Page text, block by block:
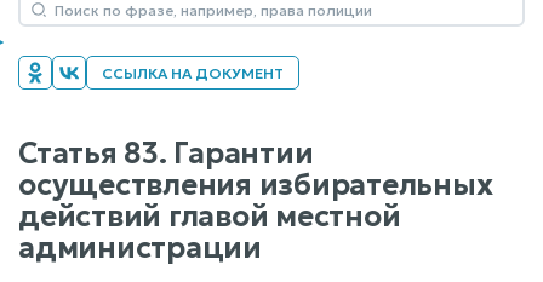
ССЫЛКА НА ДОКУМЕНТ
Статья 83. Гарантии
осуществления избирательных
действий главой местной
администрации